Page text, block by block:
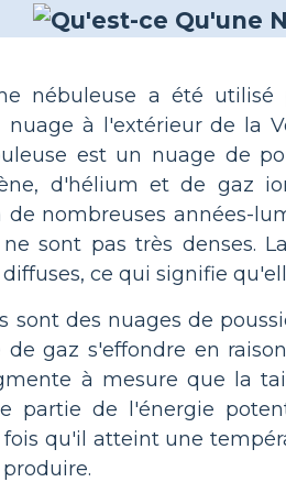
nébuleuse a été
à l'extérieur de la
est un nuage de
d'hélium et de gaz
nombreuses années-
sont pas très denses.
ce qui signifie
sont des nuages ​​de
de gaz s'effondre en
à mesure que la
partie de l'énergie
qu'il atteint une